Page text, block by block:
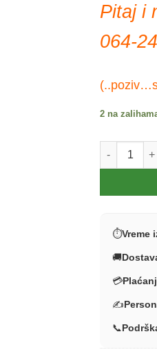
Pitaj i
064-
2 na
Peškir za
⏱Vreme
🚚
💳
✍️
📞